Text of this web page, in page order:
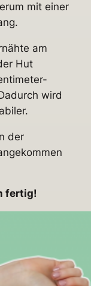
mit einer
am
Hut
wird
der
fertig!